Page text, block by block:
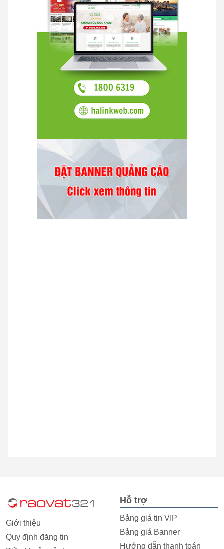
Giới thiệu
Quy định đăng tin
Hỗ trợ
Bảng giá tin VIP
Bảng giá Banner
Hướng dẫn thanh toán